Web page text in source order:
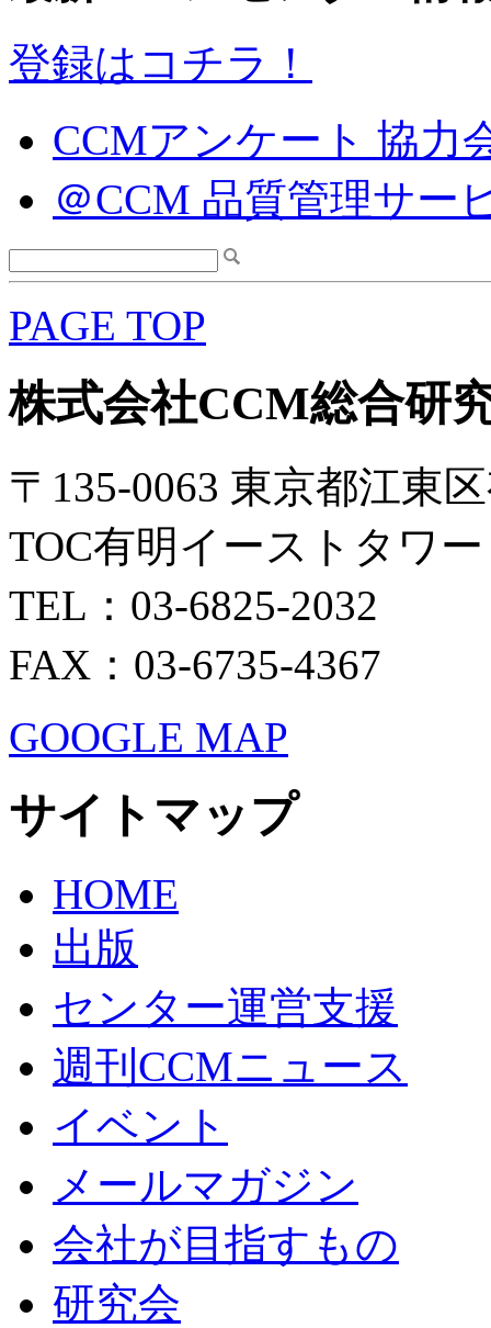
登録はコチラ！
CCMアンケート 協力
＠CCM 品質管理サー
PAGE TOP
株式会社CCM総合研
〒135-0063 東京都江東
TOC有明イーストタワ
TEL：03-6825-2032
FAX：03-6735-4367
GOOGLE MAP
サイトマップ
HOME
出版
センター運営支援
週刊CCMニュース
イベント
メールマガジン
会社が目指すもの
研究会